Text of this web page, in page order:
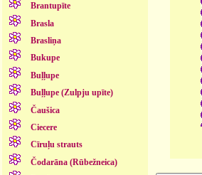
Brantupīte
Brasla
Brasliņa
Bukupe
Buļļupe
Buļļupe (Zulpju upīte)
Čaušica
Ciecere
Cīruļu strauts
Čodarāna (Rūbežneica)